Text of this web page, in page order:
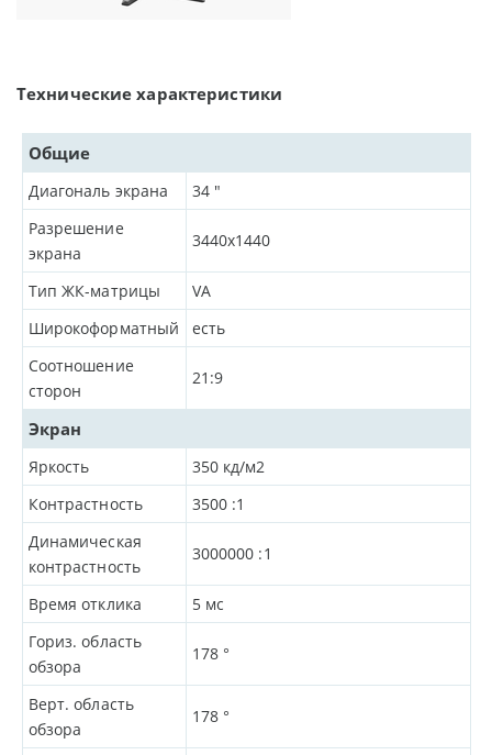
Технические характеристики
Общие
Диагональ экрана 34 "
Разрешение
экрана
3440x1440
Тип ЖК-матрицы
VA
Широкоформатный
есть
Соотношение
сторон
21:9
Экран
Яркость 350 кд/м2
Контрастность
3500 :1
Динамическая
контрастность
3000000 :1
Время отклика 5 мс
Гориз. область
обзора
178 °
Верт. область
обзора
178 °